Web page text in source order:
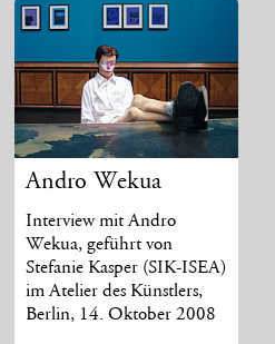
Andro Wekua
Interview mit Andro
Wekua, geführt von
Stefanie Kasper (SIK-ISEA)
im Atelier des Künstlers,
Berlin, 14. Oktober 2008